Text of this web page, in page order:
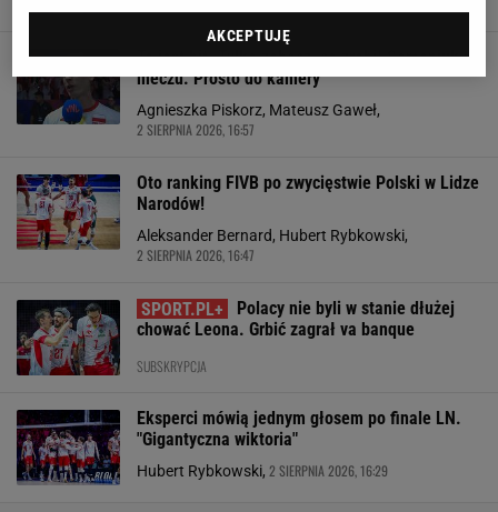
To jest hit. Tylko zobacz, co zrobił Semeniuk po
meczu. Prosto do kamery
Agnieszka Piskorz, Mateusz Gaweł,
2 SIERPNIA 2026, 16:57
Oto ranking FIVB po zwycięstwie Polski w Lidze
Narodów!
Aleksander Bernard, Hubert Rybkowski,
2 SIERPNIA 2026, 16:47
Polacy nie byli w stanie dłużej
chować Leona. Grbić zagrał va banque
SUBSKRYPCJA
Eksperci mówią jednym głosem po finale LN.
"Gigantyczna wiktoria"
Hubert Rybkowski, 2 SIERPNIA 2026, 16:29
AKCEPTUJĘ